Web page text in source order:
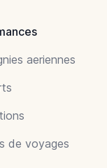
aeriennes
de voyages